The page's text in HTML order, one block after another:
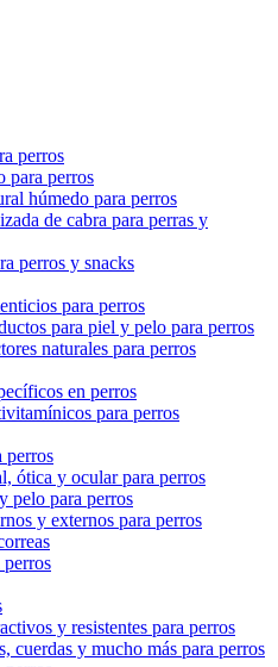
perros
para perros
húmedo para perros
de cabra para perras y
perros y snacks
para perros
para piel y pelo para perros
naturales para perros
en perros
para perros
perros
ótica y ocular para perros
pelo para perros
y externos para perros
perros
y resistentes para perros
cuerdas y mucho más para perros